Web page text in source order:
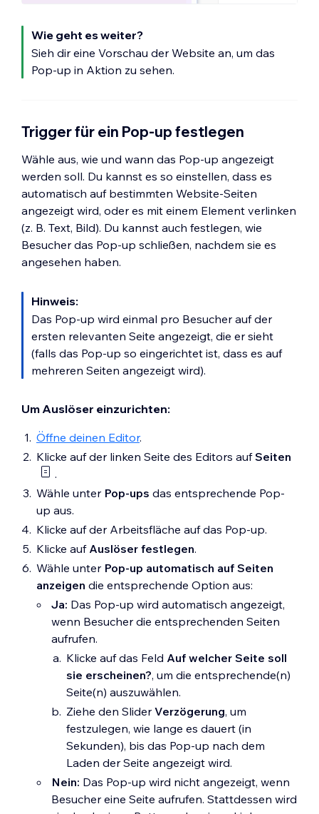
Wie geht es weiter?
Sieh dir eine Vorschau der Website an, um das
Pop-up in Aktion zu sehen.
Trigger für ein Pop-up festlegen
Wähle aus, wie und wann das Pop-up angezeigt
werden soll. Du kannst es so einstellen, dass es
automatisch auf bestimmten Website-Seiten
angezeigt wird, oder es mit einem Element verlinken
(z. B. Text, Bild). Du kannst auch festlegen, wie
Besucher das Pop-up schließen, nachdem sie es
angesehen haben.
Hinweis:
Das Pop-up wird einmal pro Besucher auf der
ersten relevanten Seite angezeigt, die er sieht
(falls das Pop-up so eingerichtet ist, dass es auf
mehreren Seiten angezeigt wird).
Um Auslöser einzurichten:
Öffne deinen Editor.
Klicke auf der linken Seite des Editors aufSeiten
.
Wähle unter Pop-ups das entsprechende Pop-
up aus.
Klicke auf der Arbeitsfläche auf das Pop-up.
Klicke auf Auslöser festlegen.
Wähle unter Pop-up automatisch auf Seiten
anzeigen die entsprechende Option aus:
Ja: Das Pop-up wird automatisch angezeigt,
wenn Besucher die entsprechenden Seiten
aufrufen.
Klicke auf das Feld Auf welcher Seite soll
sie erscheinen?, um die entsprechende(n)
Seite(n) auszuwählen.
Ziehe den SliderVerzögerung, um
festzulegen, wie lange es dauert (in
Sekunden), bis das Pop-up nach dem
Laden der Seite angezeigt wird.
Nein: Das Pop-up wird nicht angezeigt, wenn
Besucher eine Seite aufrufen. Stattdessen wird